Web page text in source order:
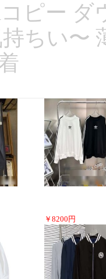
ピー
ちい〜
￥ 8200 円